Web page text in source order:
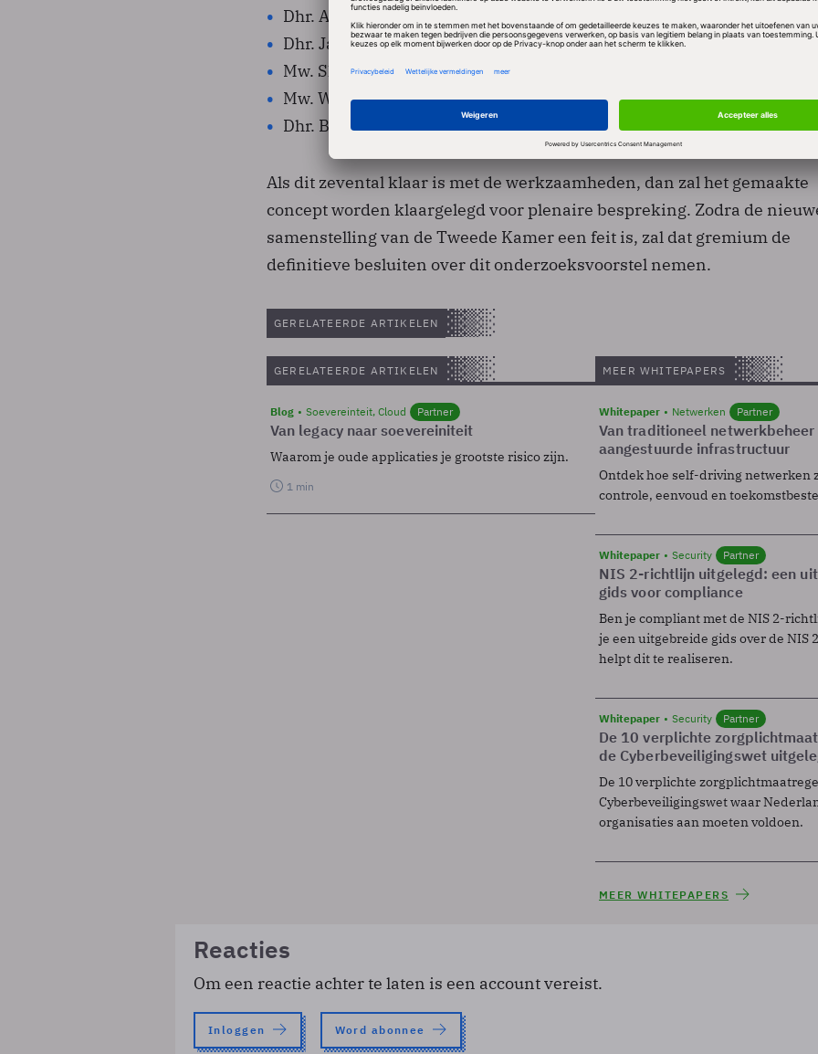
Dhr. Andre Elissen (PVV)
Dhr. Jack Biskop (CDA)
Mw. Sharon Gesthuizen (SP)
Mw. Wassila Hachchi (D66)
Dhr. Bruno Braakhuis (GroenLinks)
Als dit zevental klaar is met de werkzaamheden, dan zal het gemaakte
concept worden klaargelegd voor plenaire bespreking. Zodra de
samenstelling van de Tweede Kamer een feit is, zal dat gremium de
definitieve besluiten over dit onderzoeksvoorstel nemen.
GERELATEERDE ARTIKELEN
GERELATEERDE ARTIKELEN
Blog Soevereinteit, Cloud Partner
Van legacy naar soevereiniteit
Waarom je oude applicaties je grootste risico zijn.
1 min
MEER WHITEPAPERS
Whitepaper Netwerken Partner
Van traditioneel
aangestuurde infrastructuur
Ontdek hoe self-driving netwerken
controle, eenvoud en
Whitepaper Security Partner
NIS 2-richtlijn uitgelegd: een
gids voor compliance
Ben je compliant met de NIS 2-
je een uitgebreide gids over de NIS
helpt dit te realiseren.
Whitepaper Security Partner
De 10 verplichte
de Cyberbeveiligingswet
De 10 verplichte
Cyberbeveiligingswet waar
organisaties aan moeten voldoen.
MEER WHITEPAPERS
Reacties
Om een reactie achter te laten is een account vereist.
Inloggen Word abonnee